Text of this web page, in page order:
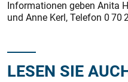
Informationen geben Anita
und Anne Kerl, Telefon 0 70
LESEN SIE